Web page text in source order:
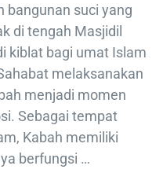
bangunan suci yang
di tengah Masjidil
kiblat bagi umat Islam
melaksanakan
menjadi momen
Sebagai tempat
Kabah memiliki
berfungsi …